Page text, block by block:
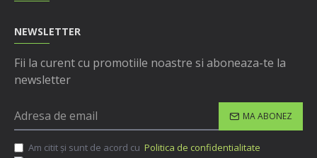
NEWSLETTER
Fii la curent cu promotiile noastre si aboneaza-te la
newsletter
MA ABONEZ
Am citit şi sunt de acord cu Politica de confidentialitate